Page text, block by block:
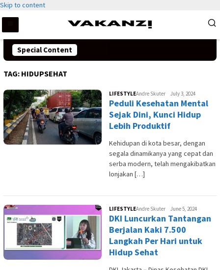
Skip to content
Special Content
TAG: HIDUPSEHAT
LIFESTYLEAndre Skuter July 3, 2024
Peduli Kesehatan Mental
Sejak Dini, Kunci Hidup
Lebih Produktif
Kehidupan di kota besar, dengan
segala dinamikanya yang cepat dan
serba modern, telah mengakibatkan
lonjakan […]
LIFESTYLEAndre Skuter June 5, 2024
DKI Luncurkan Tantangan
Berjalan Kaki 7.500
Langkah Per Hari untuk
Hidup Sehat